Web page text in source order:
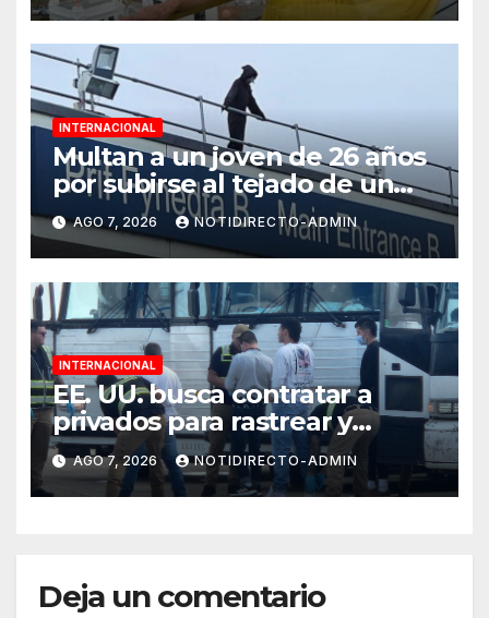
INTERNACIONAL
Multan a un joven de 26 años
por subirse al tejado de un
hospital disfrazado de “La
Muerte” en Gales
AGO 7, 2026 NOTIDIRECTO-ADMIN
INTERNACIONAL
EE. UU. busca contratar a
privados para rastrear y
cobrar multas a migrantes
deportados en México y
Centroamérica
AGO 7, 2026 NOTIDIRECTO-ADMIN
Deja un comentario